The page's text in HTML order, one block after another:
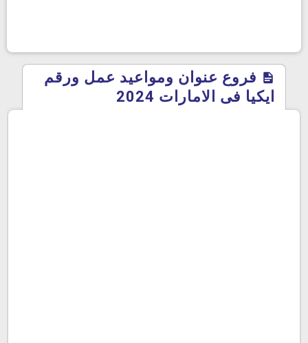
فروع عنوان ومواعيد عمل ورقم
ايكيا فى الامارات 2024